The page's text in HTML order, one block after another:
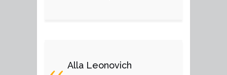
Alla Leonovich